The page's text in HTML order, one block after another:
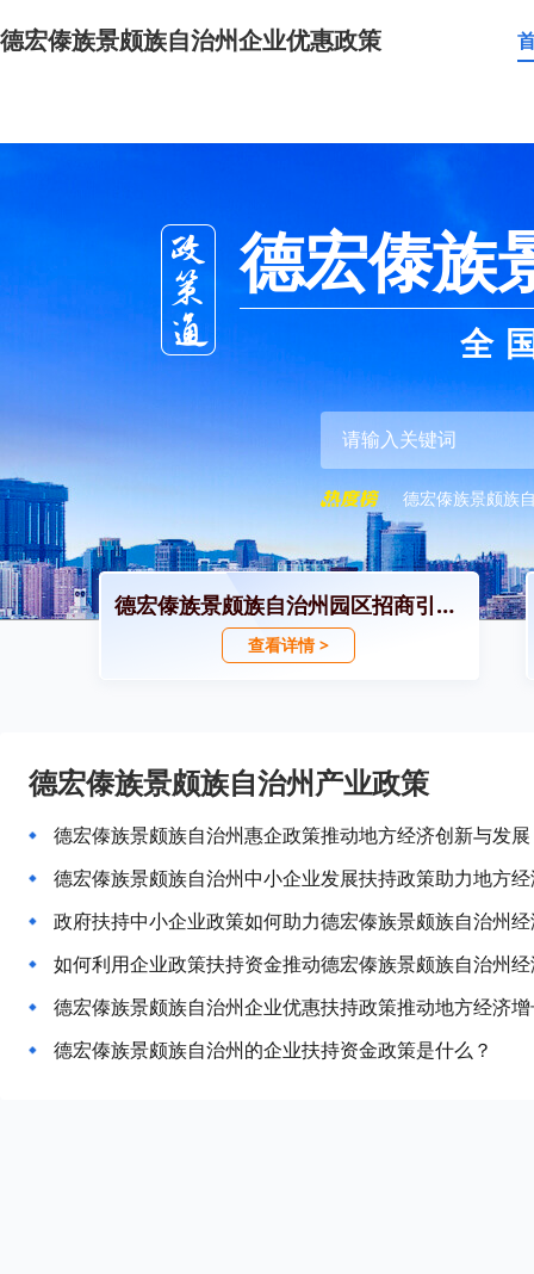
德宏傣族景颇族自治州企业优惠政策
德宏傣族
全
德宏傣族景颇族
德宏傣族景颇族自治州园区招商引资政策
查看详情 >
德宏傣族景颇族自治州产业政策
德宏傣族景颇族自治州惠企政策推动地方经济创新与发展
德宏傣族景颇族自治州中小企业发展扶持政策助力地方
政府扶持中小企业政策如何助力德宏傣族景颇族自治州
如何利用企业政策扶持资金推动德宏傣族景颇族自治州
德宏傣族景颇族自治州企业优惠扶持政策推动地方经济
德宏傣族景颇族自治州的企业扶持资金政策是什么？